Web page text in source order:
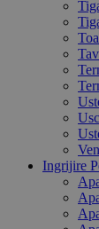
Ingrijire